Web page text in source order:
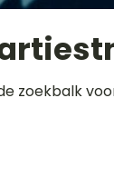
zoekbalk